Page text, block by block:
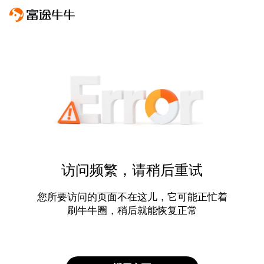
访问频繁，请稍后重试
您所要访问的页面不在这儿，它可能正忙着
刷牛牛圈，稍后就能恢复正常